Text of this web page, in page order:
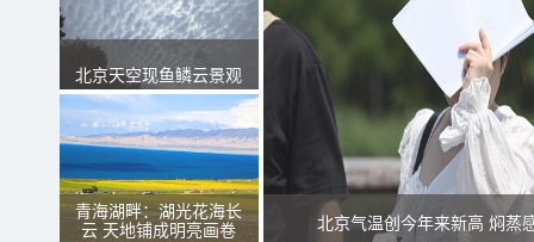
北京天空现鱼鳞云景观
青海湖畔：湖光花海长
云 天地铺成明亮画卷
北京气温创今年来新高 焖蒸